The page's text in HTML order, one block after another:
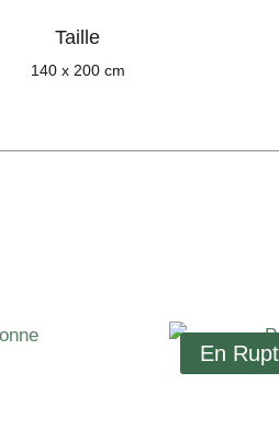
Taille
140 x 200 cm